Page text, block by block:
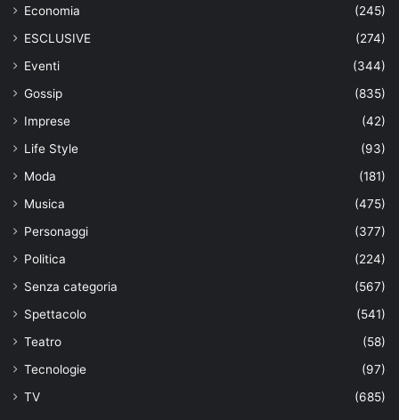
Economia
(245)
ESCLUSIVE
(274)
Eventi
(344)
Gossip
(835)
Imprese
(42)
Life Style
(93)
Moda
(181)
Musica
(475)
Personaggi
(377)
Politica
(224)
Senza categoria
(567)
Spettacolo
(541)
Teatro
(58)
Tecnologie
(97)
TV
(685)